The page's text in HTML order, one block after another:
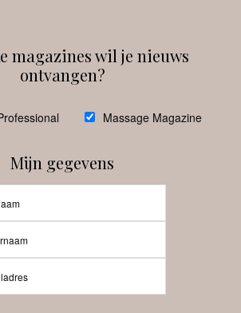
Beauty-Pro.nl
magazines wil je nieuws
ontvangen?
Massage Magazine
Mijn gegevens